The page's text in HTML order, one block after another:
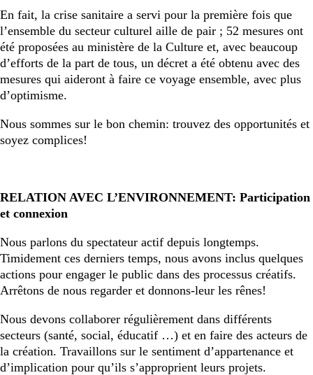
En fait, la crise sanitaire a servi pour la première fois que
l’ensemble du secteur culturel aille de pair ; 52 mesures ont
été proposées au ministère de la Culture et, avec beaucoup
d’efforts de la part de tous, un décret a été obtenu avec des
mesures qui aideront à faire ce voyage ensemble, avec plus
d’optimisme.
Nous sommes sur le bon chemin: trouvez des opportunités et
soyez complices!
RELATION AVEC L’ENVIRONNEMENT: Participation
et connexion
Nous parlons du spectateur actif depuis longtemps.
Timidement ces derniers temps, nous avons inclus quelques
actions pour engager le public dans des processus créatifs.
Arrêtons de nous regarder et donnons-leur les rênes!
Nous devons collaborer régulièrement dans différents
secteurs (santé, social, éducatif …) et en faire des acteurs de
la création. Travaillons sur le sentiment d’appartenance et
d’implication pour qu’ils s’approprient leurs projets.